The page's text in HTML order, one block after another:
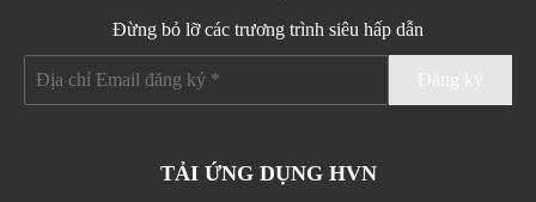
Đừng bỏ lỡ các trương trình siêu hấp dẫn
TẢI ỨNG DỤNG HVN